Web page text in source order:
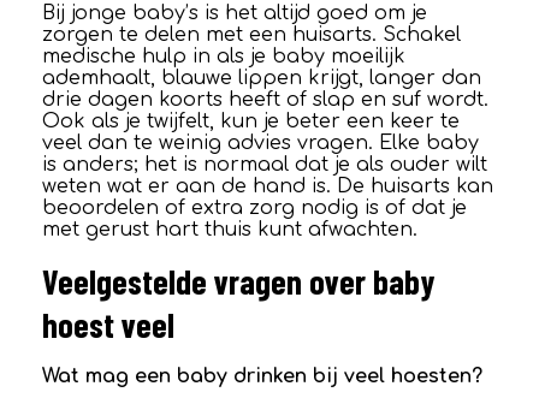
Bij jonge baby’s is het altijd goed om je
zorgen te delen met een huisarts. Schakel
medische hulp in als je baby moeilijk
ademhaalt, blauwe lippen krijgt, langer dan
drie dagen koorts heeft of slap en suf wordt.
Ook als je twijfelt, kun je beter een keer te
veel dan te weinig advies vragen. Elke baby
is anders; het is normaal dat je als ouder wilt
weten wat er aan de hand is. De huisarts kan
beoordelen of extra zorg nodig is of dat je
met gerust hart thuis kunt afwachten.
Veelgestelde vragen over baby
hoest veel
Wat mag een baby drinken bij veel hoesten?